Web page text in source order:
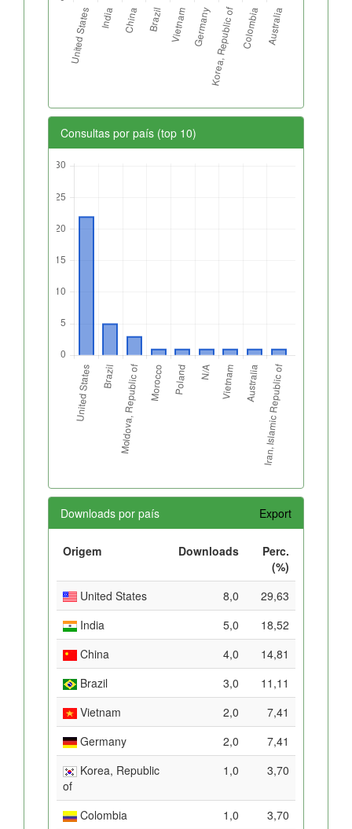
Consultas por país (top 10)
Downloads por país Export
Origem Downloads
Perc.
(%)
United States
8,0
29,63
India
5,0
18,52
China
4,0
14,81
Brazil
3,0
11,11
Vietnam
2,0
7,41
Germany
2,0
7,41
Korea, Republic
of
1,0 3,70
Colombia 1,0
3,70